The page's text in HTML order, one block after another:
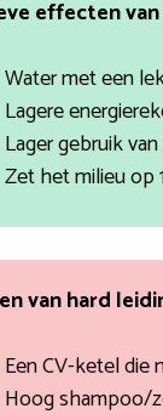
effecten
Water met een
Lagere
Lager gebruik
Zet het milieu op
van hard
Een CV-ketel die
Hoog shampoo/